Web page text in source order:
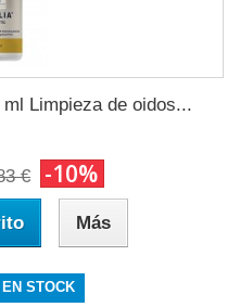
Limpieza de oidos...
€ -10%
Más
EN STOCK